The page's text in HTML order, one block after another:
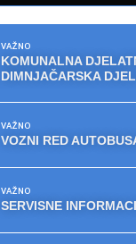
VAŽNO
KOMUNALNA
DIMNJAČARSKA
VAŽNO
VOZNI RED
VAŽNO
SERVISNE